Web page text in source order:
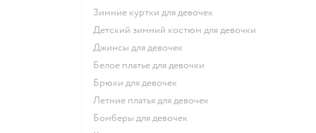
Зимние куртки для девочек
Детский зимний костюм для девочки
Джинсы для девочек
Белое платье для девочки
Брюки для девочек
Летние платья для девочек
Бомберы для девочек